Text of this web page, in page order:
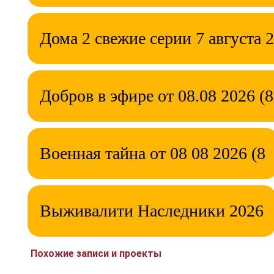
Дома 2 свежие серии 7 августа
Добров в эфире от 08.08 2026 (8
Военная тайна от 08 08 2026 (8
Выживалити Наследники 2026
Похожие записи и проекты